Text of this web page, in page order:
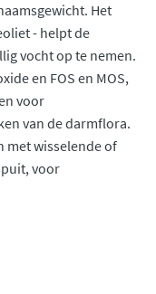
Het
- helpt de
vocht op te nemen.
en FOS en MOS,
voor
van de darmflora.
met wisselende of
voor